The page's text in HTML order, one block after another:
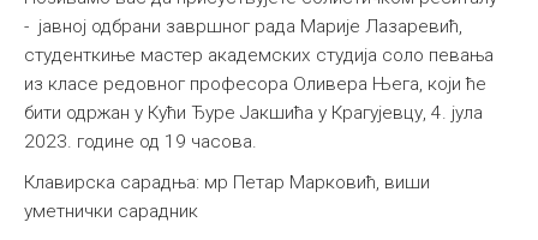
- јавној одбрани завршног рада Марије Лазаревић,
студенткиње мастер академских студија соло певања
из класе редовног професора Оливера Њега, који ће
бити одржан у Кући Ђуре Јакшића у Крагујевцу, 4. јула
2023. године од 19 часова.
Клавирска сарадња: мр Петар Марковић, виши
уметнички сарадник